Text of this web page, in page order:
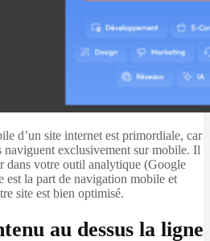
d’un site internet est primordiale, car
naviguent exclusivement sur mobile. Il
dans votre outil analytique (Google
la part de navigation mobile et
site est bien optimisé.
au dessus la ligne